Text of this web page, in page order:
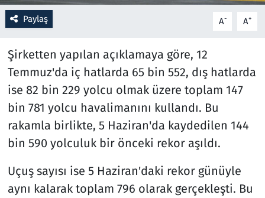
Paylaş A- A+
Şirketten yapılan açıklamaya göre, 12
Temmuz'da iç hatlarda 65 bin 552, dış hatlarda
ise 82 bin 229 yolcu olmak üzere toplam 147
bin 781 yolcu havalimanını kullandı. Bu
rakamla birlikte, 5 Haziran'da kaydedilen 144
bin 590 yolculuk bir önceki rekor aşıldı.
Uçuş sayısı ise 5 Haziran'daki rekor günüyle
aynı kalarak toplam 796 olarak gerçekleşti. Bu
Savunma Sanayi
Spor
Teknoloji ve Bilim
Televizyon